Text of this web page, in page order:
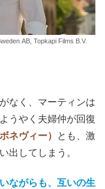
AB, Topkapi Films B.V.
なく、マーティンは
うやく夫婦仲が回復
ネヴィー）
とも、激
出してしまう。
ながらも、互いの生